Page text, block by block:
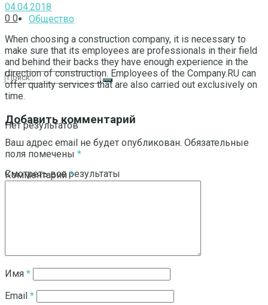
Общество
Нет результатов
Смотреть все результаты
04.04.2018
0 0
When choosing a construction company, it is necessary to
make sure that its employees are professionals in their field
and behind their backs they have enough experience in the
direction of construction. Employees of the Company.RU can
offer quality services that are also carried out exclusively on
time.
Добавить комментарий
Ваш адрес email не будет опубликован. Обязательные
поля помечены *
Комментарий*
Имя *
Email *